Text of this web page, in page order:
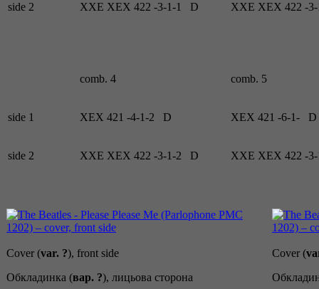
side 2 XXE XEX 422 -3-1-1 D XXE XEX 422 -
comb. 4 comb. 5
side 1 XEX 421 -4-1-2 D XEX 421 -6-1- D
side 2 XXE XEX 422 -3-1-2 D XXE XEX 422 -
Cover (var. ?), front side
Обкладинка (вар. ?), лицьова сторона
Cover (